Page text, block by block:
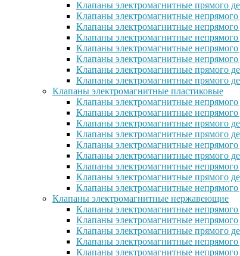
Клапаны электромагнитные прямого
Клапаны электромагнитные
Клапаны электромагнитные
Клапаны электромагнитные
Клапаны электромагнитные
Клапаны электромагнитные
Клапаны электромагнитные прямого
Клапаны электромагнитные прямого
Клапаны электромагнитные пластиковые
Клапаны электромагнитные
Клапаны электромагнитные
Клапаны электромагнитные прямого
Клапаны электромагнитные прямого
Клапаны электромагнитные
Клапаны электромагнитные прямого
Клапаны электромагнитные
Клапаны электромагнитные прямого
Клапаны электромагнитные
Клапаны электромагнитные нержавеющие
Клапаны электромагнитные
Клапаны электромагнитные
Клапаны электромагнитные прямого
Клапаны электромагнитные
Клапаны электромагнитные